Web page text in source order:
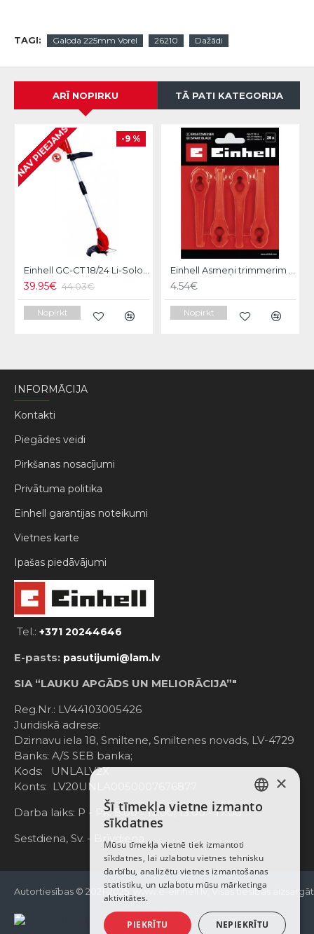
TAGI: Galoda 225mm Vorel 26210 Dažādi
ARĪ NOPIRKU TĀ PATI KATEGORIJA
-9 %
NAV PIEEJAMS
Einhell GC-CT 18/24 Li-Solo Akumulatora zāles trimmeris
39.95€ 44.03€
Nopirkt
Einhell Asmeņi trimmerim 20gb.
4.54€
Nopirkt
INFORMĀCIJA
Kontakti
Piegādes veidi
Pirkšanas nosacījumi
Privātuma politika
Einhell garantijas noteikumi
Vietnes karte
Ipašas piedāvājumi
Tel.: +371 20244646
E-pasts: pasutijumi@lam.lv
SIA “LAUKU APGĀDS UN MELIORĀCIJA”"
Reg.Nr.: LV44103005426
Juridiskā adrese:
Dzirnavu iela 18, Smiltene, Smiltenes novads, LV-4729
Banks: A/S SEB banka;
Kods: UNLALV2X
Konts: LV20UNLA0050007676877
Darba laiks: P - Pk. 8:00 - 12:00; 13:00 - 17:00
Sestdiena, Sv. - Brīvdiena
Autortiesības © 2021-2025, www.e-einhell.lv, Visas tiesības
LATVIAN
ENGLISH
×
Šī tīmekļa vietne izmanto
sīkdatnes
Mūsu tīmekļa vietnē tiek izmantoti
sīkdatnes, lai uzlabotu vietnes tehnisku
darbību, analizētu vietnes izmantošanas
statistiku, un uzlabotu mūsu mārketinga
aktivitātes.
PIEKRĪTU NEPIEKRĪTU